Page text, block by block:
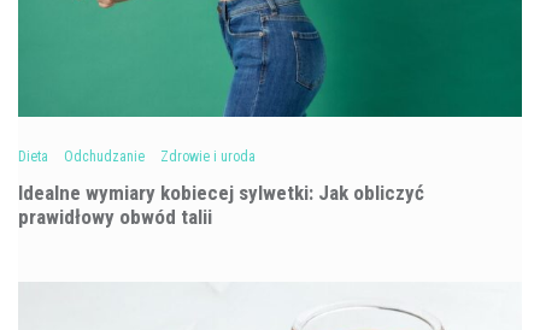
Dieta Odchudzanie Zdrowie i uroda
Idealne wymiary kobiecej sylwetki: Jak obliczyć
prawidłowy obwód talii